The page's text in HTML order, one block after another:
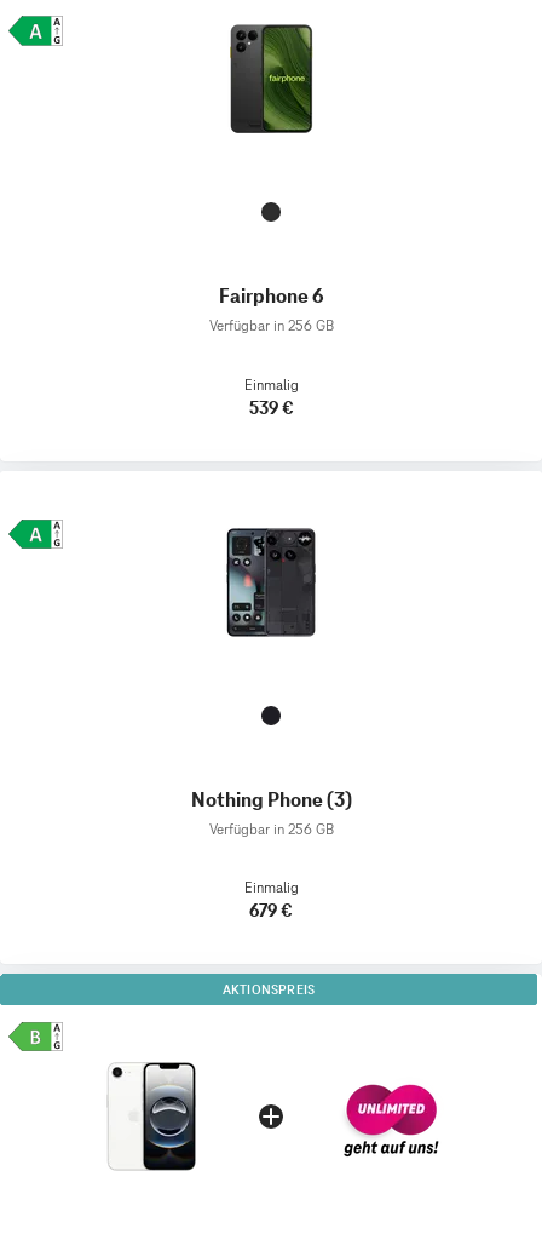
Fairphone 6
Verfügbar in 256 GB
Einmalig
539 €
Nothing Phone (3)
Verfügbar in 256 GB
Einmalig
679 €
AKTIONSPREIS